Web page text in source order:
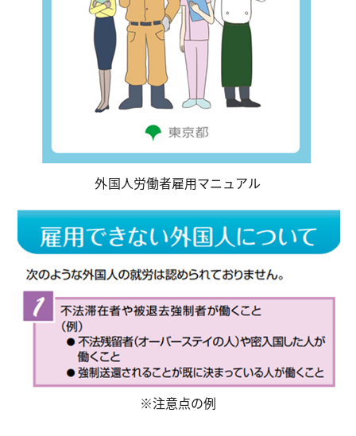
外国人労働者雇用マニュアル
※注意点の例